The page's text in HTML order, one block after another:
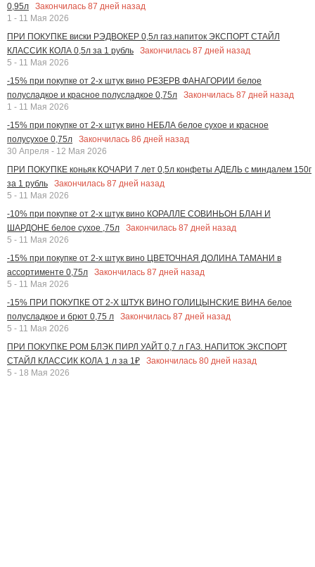
0,95л
Закончилась 87 дней назад
1 - 11 Мая 2026
ПРИ ПОКУПКЕ виски РЭДВОКЕР 0,5л газ.напиток ЭКСПОРТ СТАЙЛ
КЛАССИК КОЛА 0,5л за 1 рубль
Закончилась 87 дней назад
5 - 11 Мая 2026
-15% при покупке от 2-х штук вино РЕЗЕРВ ФАНАГОРИИ белое
полусладкое и красное полусладкое 0,75л
Закончилась 87 дней назад
1 - 11 Мая 2026
-15% при покупке от 2-х штук вино НЕБЛА белое сухое и красное
полусухое 0,75л
Закончилась 86 дней назад
30 Апреля - 12 Мая 2026
ПРИ ПОКУПКЕ коньяк КОЧАРИ 7 лет 0,5л конфеты АДЕЛЬ с миндалем 150г
за 1 рубль
Закончилась 87 дней назад
5 - 11 Мая 2026
-10% при покупке от 2-х штук вино КОРАЛЛЕ СОВИНЬОН БЛАН И
ШАРДОНЕ белое сухое ,75л
Закончилась 87 дней назад
5 - 11 Мая 2026
-15% при покупке от 2-х штук вино ЦВЕТОЧНАЯ ДОЛИНА ТАМАНИ в
ассортименте 0,75л
Закончилась 87 дней назад
5 - 11 Мая 2026
-15% ПРИ ПОКУПКЕ ОТ 2-Х ШТУК ВИНО ГОЛИЦЫНСКИЕ ВИНА белое
полусладкое и брют 0,75 л
Закончилась 87 дней назад
5 - 11 Мая 2026
ПРИ ПОКУПКЕ РОМ БЛЭК ПИРЛ УАЙТ 0,7 л ГАЗ. НАПИТОК ЭКСПОРТ
СТАЙЛ КЛАССИК КОЛА 1 л за 1₽
Закончилась 80 дней назад
5 - 18 Мая 2026